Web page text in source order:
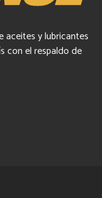
aceites y lubricantes
con el respaldo de